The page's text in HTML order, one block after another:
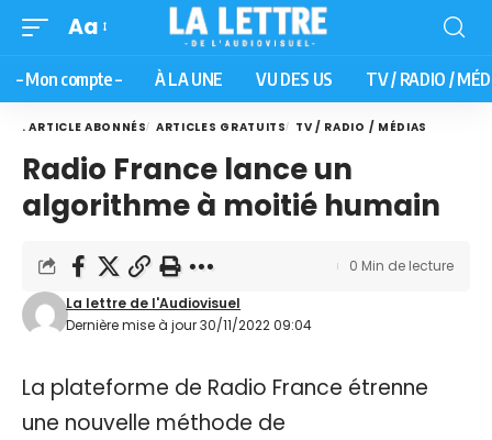
Aa
– Mon compte – À LA UNE VU DES US TV / RADIO /
. ARTICLE ABONNÉS ARTICLES GRATUITS TV / RADIO / MÉDIAS
Radio France lance un
algorithme à moitié humain
Dernière mise à jour 30/11/2022 09:04
La lettre de l'Audiovisuel
0 Min de lecture
La plateforme de Radio France étrenne
une nouvelle méthode de